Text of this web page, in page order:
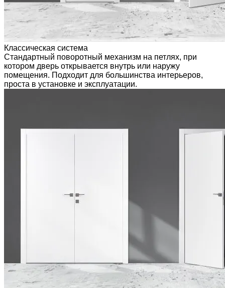
Классическая система
Стандартный поворотный механизм на петлях, при
котором дверь открывается внутрь или наружу
помещения. Подходит для большинства интерьеров,
проста в установке и эксплуатации.